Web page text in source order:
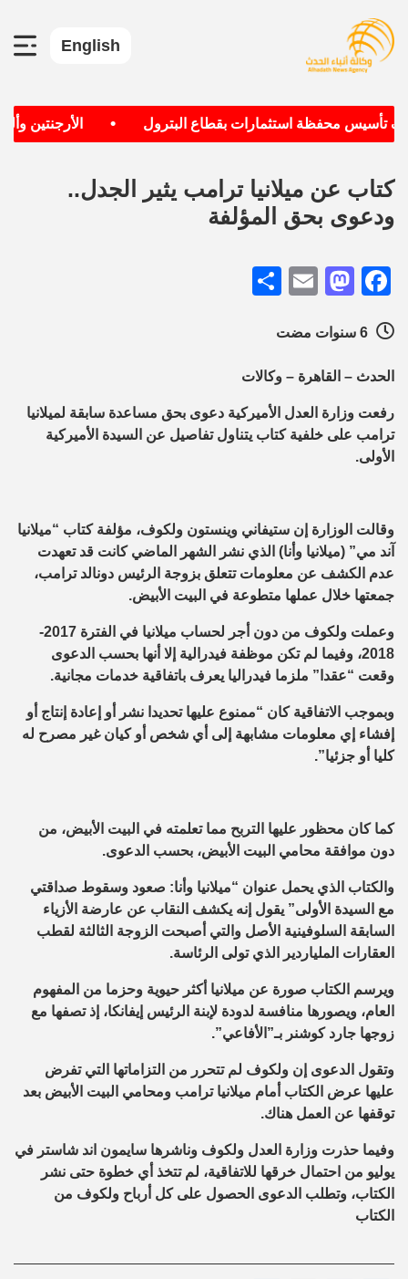
English
تأسيس محفظة استثمارات بقطاع البترول الأرجنتين
كتاب عن ميلانيا ترامب يثير الجدل..
ودعوى بحق المؤلفة
Facebook
Mastodon
Email
الحدث – القاهرة – وكالات
رفعت وزارة العدل الأميركية دعوى بحق مساعدة سابقة لميلانيا
ترامب على خلفية كتاب يتناول تفاصيل عن السيدة الأميركية
الأولى.
وقالت الوزارة إن ستيفاني وينستون ولكوف، مؤلفة كتاب “ميلانيا
آند مي” (ميلانيا وأنا) الذي نشر الشهر الماضي كانت قد تعهدت
عدم الكشف عن معلومات تتعلق بزوجة الرئيس دونالد ترامب،
جمعتها خلال عملها متطوعة في البيت الأبيض.
وعملت ولكوف من دون أجر لحساب ميلانيا في الفترة 2017-
2018، وفيما لم تكن موظفة فيدرالية إلا أنها بحسب الدعوى
وقعت “عقدا” ملزما فيدراليا يعرف باتفاقية خدمات مجانية.
وبموجب الاتفاقية كان “ممنوع عليها تحديدا نشر أو إعادة إنتاج أو
إفشاء إي معلومات مشابهة إلى أي شخص أو كيان غير مصرح له
كليا أو جزئيا”.
كما كان محظور عليها التربح مما تعلمته في البيت الأبيض، من
دون موافقة محامي البيت الأبيض، بحسب الدعوى.
والكتاب الذي يحمل عنوان “ميلانيا وأنا: صعود وسقوط صداقتي
مع السيدة الأولى” يقول إنه يكشف النقاب عن عارضة الأزياء
السابقة السلوفينية الأصل والتي أصبحت الزوجة الثالثة لقطب
العقارات الملياردير الذي تولى الرئاسة.
ويرسم الكتاب صورة عن ميلانيا أكثر حيوية وحزما من المفهوم
العام، ويصورها منافسة لدودة لإبنة الرئيس إيفانكا، إذ تصفها مع
زوجها جارد كوشنر بـ”الأفاعي”.
وتقول الدعوى إن ولكوف لم تتحرر من التزاماتها التي تفرض
عليها عرض الكتاب أمام ميلانيا ترامب ومحامي البيت الأبيض بعد
توقفها عن العمل هناك.
وفيما حذرت وزارة العدل ولكوف وناشرها سايمون اند شاستر في
يوليو من احتمال خرقها للاتفاقية، لم تتخذ أي خطوة حتى نشر
الكتاب، وتطلب الدعوى الحصول على كل أرباح ولكوف من
الكتاب